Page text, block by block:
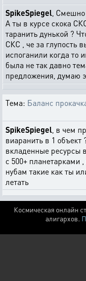
SpikeSpiegel ,
А ты в курсе скока
таранить дунькой ?
СКС , че за глупость
испоганили когда то
была не так давно
предложения, думаю
Тема: Баланс
SpikeSpiegel , в чем
виаранить в 1 объект
вкладенные ресурсы
с 500+ планетарками
нубам такие как ты
летать
Космическая онлайн
алигархов.